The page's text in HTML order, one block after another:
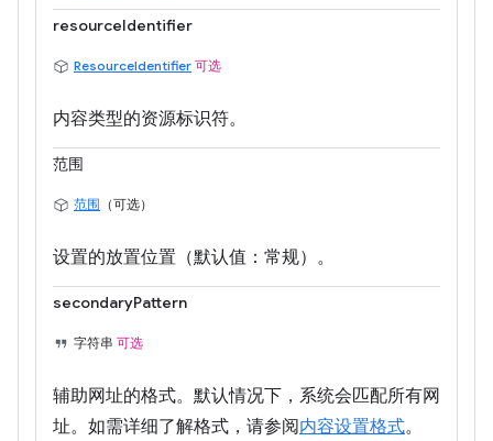
resourceIdentifier
ResourceIdentifier 可选
内容类型的资源标识符。
范围
范围 （可选）
设置的放置位置（默认值：常规）。
secondaryPattern
字符串 可选
辅助网址的格式。默认情况下，系统会匹配所有网
址。如需详细了解格式，请参阅内容设置格式。